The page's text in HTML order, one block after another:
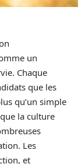
un
Chaque
que les
qu’un simple
la culture
Les
et